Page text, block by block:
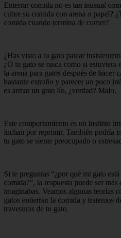
Enterrar comida no es tan inusual
cubre su comida con arena o papel?
comida cuando termina de comer?
¿Has visto a tu gato patear
¿O tu gato se rasca como si estuviera
la arena para gatos después de hacer
bastante extraño y parecer un poco
es armar un gran lío, ¿verdad? Malo.
Este comportamiento es un instinto
luchan por reprimir. También podría
tu gato se siente preocupado o
Si te preguntas “¿por qué mi gato
comida?”, la respuesta puede ser
imaginabas. Veamos algunas teorías
gatos entierran la comida y tratemos
travesuras de tu gato.